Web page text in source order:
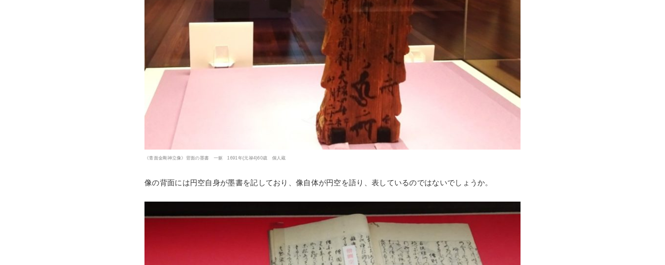
《青面金剛神立像》背面の墨書 一躯 1691年(元禄4)60歳 個人蔵
像の背面には円空自身が墨書を記しており、像自体が円空を語り、表しているのではないでしょうか。